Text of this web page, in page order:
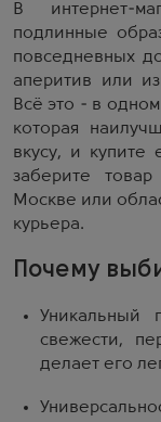
В интернет-
подлинные
повседневных
аперитив или
Всё это - в
которая
вкусу, и купите
заберите
Москве или
курьера.
Почему
Уникальный
свежести,
делает его